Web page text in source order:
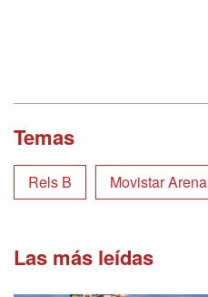
Temas
Rels B Movistar Arena
Las más leídas